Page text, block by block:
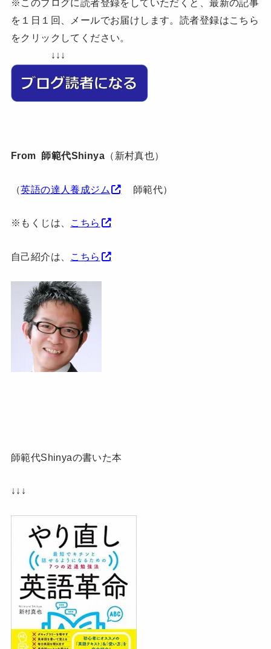
※このブログに読者登録をしていただくと、最新の記事
を１日１回、メールでお届けします。読者登録はこちら
をクリックしてください。
↓↓↓
From 師範代Shinya （新村真也）
（英語の達人養成ジム 師範代）
※もくじは、 こちら
自己紹介は、 こちら
師範代Shinyaの書いた本
↓↓↓